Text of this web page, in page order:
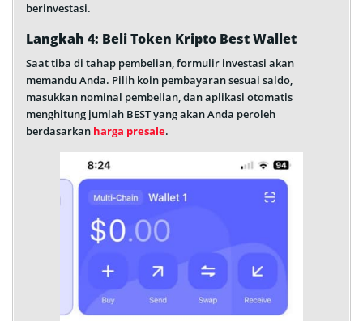
berinvestasi.
Langkah 4: Beli Token Kripto Best Wallet
Saat tiba di tahap pembelian, formulir investasi akan
memandu Anda. Pilih koin pembayaran sesuai saldo,
masukkan nominal pembelian, dan aplikasi otomatis
menghitung jumlah BEST yang akan Anda peroleh
berdasarkan harga presale.